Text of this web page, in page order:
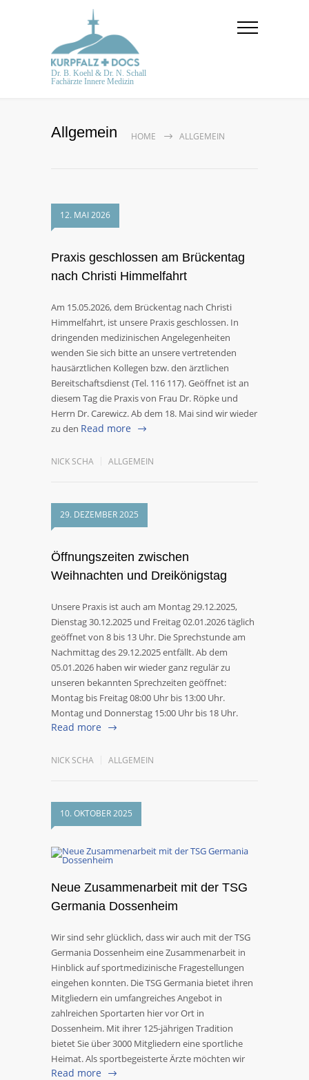
Dr. B. Koehl & Dr. N. Schall
Fachärzte Innere Medizin
Allgemein HOME ALLGEMEIN
12. MAI 2026
Praxis geschlossen am Brückentag
nach Christi Himmelfahrt
Am 15.05.2026, dem Brückentag nach Christi
Himmelfahrt, ist unsere Praxis geschlossen. In
dringenden medizinischen Angelegenheiten
wenden Sie sich bitte an unsere vertretenden
hausärztlichen Kollegen bzw. den ärztlichen
Bereitschaftsdienst (Tel. 116 117). Geöffnet ist an
diesem Tag die Praxis von Frau Dr. Röpke und
Herrn Dr. Carewicz. Ab dem 18. Mai sind wir wieder
zu den Read more
NICK SCHA ALLGEMEIN
29. DEZEMBER 2025
Öffnungszeiten zwischen
Weihnachten und Dreikönigstag
Unsere Praxis ist auch am Montag 29.12.2025,
Dienstag 30.12.2025 und Freitag 02.01.2026 täglich
geöffnet von 8 bis 13 Uhr. Die Sprechstunde am
Nachmittag des 29.12.2025 entfällt. Ab dem
05.01.2026 haben wir wieder ganz regulär zu
unseren bekannten Sprechzeiten geöffnet:
Montag bis Freitag 08:00 Uhr bis 13:00 Uhr.
Montag und Donnerstag 15:00 Uhr bis 18 Uhr.
Read more
NICK SCHA ALLGEMEIN
10. OKTOBER 2025
Neue Zusammenarbeit mit der TSG
Germania Dossenheim
Wir sind sehr glücklich, dass wir auch mit der TSG
Germania Dossenheim eine Zusammenarbeit in
Hinblick auf sportmedizinische Fragestellungen
eingehen konnten. Die TSG Germania bietet ihren
Mitgliedern ein umfangreiches Angebot in
zahlreichen Sportarten hier vor Ort in
Dossenheim. Mit ihrer 125-jährigen Tradition
bietet Sie über 3000 Mitgliedern eine sportliche
Heimat. Als sportbegeisterte Ärzte möchten wir
Read more